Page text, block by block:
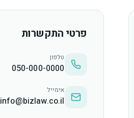
פרטי התקשרות
טלפון
050-000-0000
אימייל
info@bizlaw.co.il